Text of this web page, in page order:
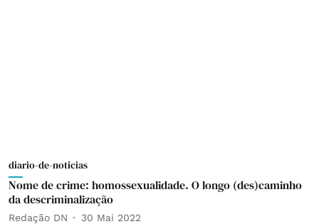
diario-de-noticias
Nome de crime: homossexualidade. O longo (des)caminho
da descriminalização
Redação DN 30 Mai 2022